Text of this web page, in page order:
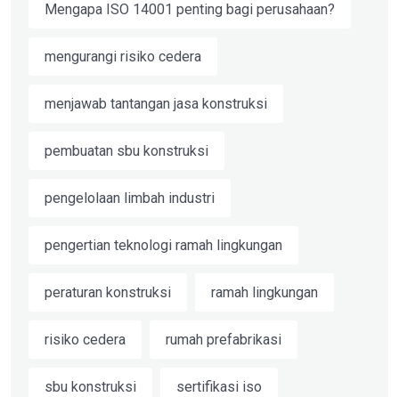
Mengapa ISO 14001 penting bagi perusahaan?
mengurangi risiko cedera
menjawab tantangan jasa konstruksi
pembuatan sbu konstruksi
pengelolaan limbah industri
pengertian teknologi ramah lingkungan
peraturan konstruksi ramah lingkungan
risiko cedera rumah prefabrikasi
sbu konstruksi sertifikasi iso